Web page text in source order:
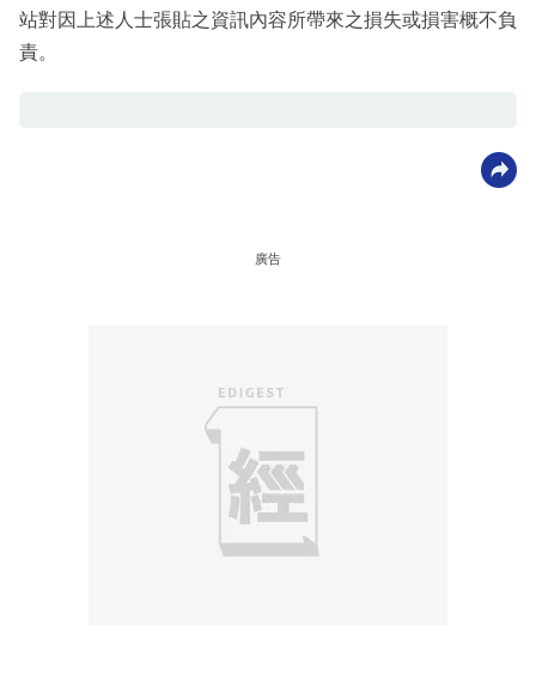
站對因上述人士張貼之資訊內容所帶來之損失或損害概不負
責。
廣告